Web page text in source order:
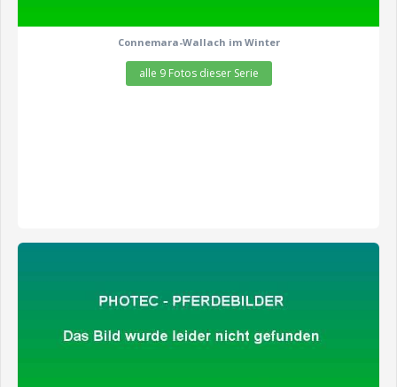
Connemara-Wallach im Winter
alle 9 Fotos dieser Serie